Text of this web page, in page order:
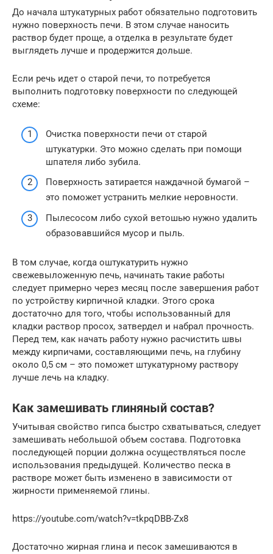
До начала штукатурных работ обязательно подготовить
нужно поверхность печи. В этом случае наносить
раствор будет проще, а отделка в результате будет
выглядеть лучше и продержится дольше.
Если речь идет о старой печи, то потребуется
выполнить подготовку поверхности по следующей
схеме:
Очистка поверхности печи от старой
штукатурки. Это можно сделать при помощи
шпателя либо зубила.
Поверхность затирается наждачной бумагой –
это поможет устранить мелкие неровности.
Пылесосом либо сухой ветошью нужно удалить
образовавшийся мусор и пыль.
В том случае, когда оштукатурить нужно
свежевыложенную печь, начинать такие работы
следует примерно через месяц после завершения работ
по устройству кирпичной кладки. Этого срока
достаточно для того, чтобы использованный для
кладки раствор просох, затвердел и набрал прочность.
Перед тем, как начать работу нужно расчистить швы
между кирпичами, составляющими печь, на глубину
около 0,5 см – это поможет штукатурному раствору
лучше лечь на кладку.
Как замешивать глиняный состав?
Учитывая свойство гипса быстро схватываться, следует
замешивать небольшой объем состава. Подготовка
последующей порции должна осуществляться после
использования предыдущей. Количество песка в
растворе может быть изменено в зависимости от
жирности применяемой глины.
https://youtube.com/watch?v=tkpqDBB-Zx8
Достаточно жирная глина и песок замешиваются в